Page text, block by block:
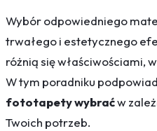
Wybór odpowiedniego
trwałego i estetycznego
różnią się właściwościami,
W tym poradniku
fototapety wybraćw
Twoich potrzeb.